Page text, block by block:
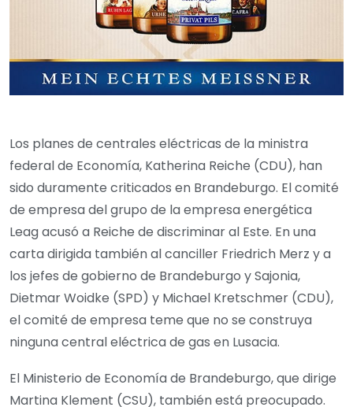
Los planes de centrales eléctricas de la ministra
federal de Economía, Katherina Reiche (CDU), han
sido duramente criticados en Brandeburgo. El comité
de empresa del grupo de la empresa energética
Leag acusó a Reiche de discriminar al Este. En una
carta dirigida también al canciller Friedrich Merz y a
los jefes de gobierno de Brandeburgo y Sajonia,
Dietmar Woidke (SPD) y Michael Kretschmer (CDU),
el comité de empresa teme que no se construya
ninguna central eléctrica de gas en Lusacia.
El Ministerio de Economía de Brandeburgo, que dirige
Martina Klement (CSU), también está preocupado.